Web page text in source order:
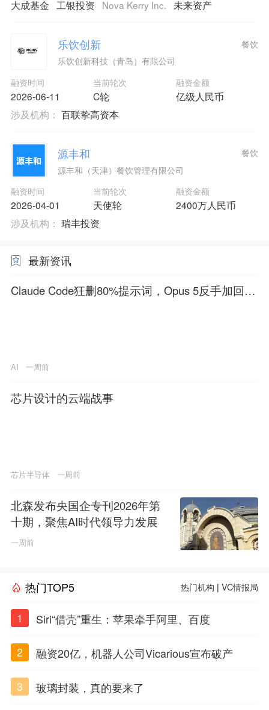
大成基金
工银投资 Nova Kerry Inc. 未来资产
乐饮创新
乐饮创新科技（青岛）有限公司
融资时间
2026-06-11
当前轮次
C轮
融资金额
亿级人民币
餐饮
涉及机构： 百联挚高资本
源丰和
源丰和（天津）餐饮管理有限公司
融资时间
2026-04-01
当前轮次
天使轮
融资金额
2400万人民币
餐饮
涉及机构： 瑞丰投资
最新资讯
Claude Code狂删80%提示词，Opus 5反手加回去
AI 一周前
芯片设计的云端战事
芯片半导体 一周前
北森发布央国企专刊2026年第
十期，聚焦AI时代领导力发展
一周前
热门TOP5 热门机构 |VC情报局
1 Siri“借壳”重生：苹果牵手阿里、百度
2 融资20亿，机器人公司Vicarious宣布破产
3 玻璃封装，真的要来了